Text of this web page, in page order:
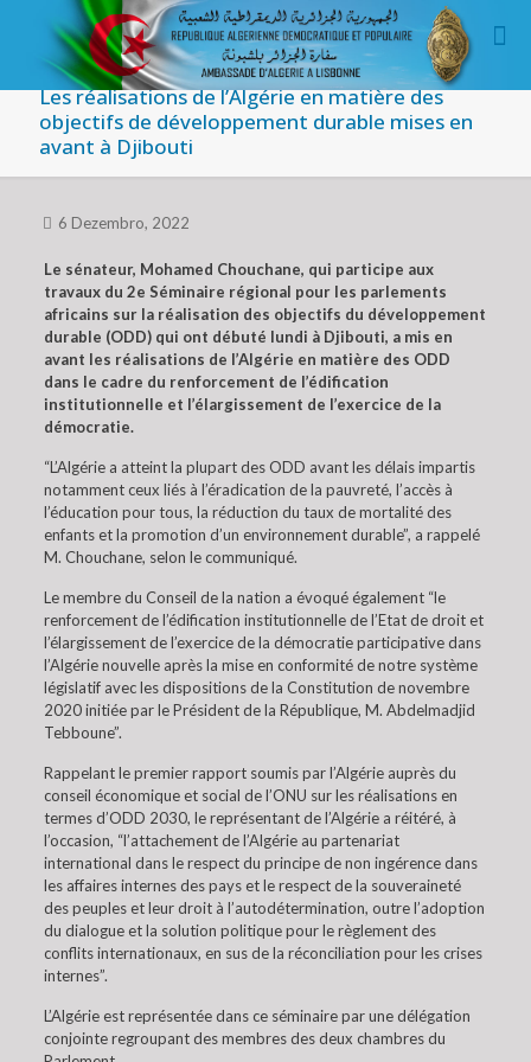
Les réalisations de l’Algérie en matière des
objectifs de développement durable mises en
avant à Djibouti
6 Dezembro, 2022
Le sénateur, Mohamed Chouchane, qui participe aux
travaux du 2e Séminaire régional pour les parlements
africains sur la réalisation des objectifs du développement
durable (ODD) qui ont débuté lundi à Djibouti, a mis en
avant les réalisations de l’Algérie en matière des ODD
dans le cadre du renforcement de l’édification
institutionnelle et l’élargissement de l’exercice de la
démocratie.
“L’Algérie a atteint la plupart des ODD avant les délais impartis
notamment ceux liés à l’éradication de la pauvreté, l’accès à
l’éducation pour tous, la réduction du taux de mortalité des
enfants et la promotion d’un environnement durable”, a rappelé
M. Chouchane, selon le communiqué.
Le membre du Conseil de la nation a évoqué également “le
renforcement de l’édification institutionnelle de l’Etat de droit et
l’élargissement de l’exercice de la démocratie participative dans
l’Algérie nouvelle après la mise en conformité de notre système
législatif avec les dispositions de la Constitution de novembre
2020 initiée par le Président de la République, M. Abdelmadjid
Tebboune”.
Rappelant le premier rapport soumis par l’Algérie auprès du
conseil économique et social de l’ONU sur les réalisations en
termes d’ODD 2030, le représentant de l’Algérie a réitéré, à
l’occasion, “l’attachement de l’Algérie au partenariat
international dans le respect du principe de non ingérence dans
les affaires internes des pays et le respect de la souveraineté
des peuples et leur droit à l’autodétermination, outre l’adoption
du dialogue et la solution politique pour le règlement des
conflits internationaux, en sus de la réconciliation pour les crises
internes”.
L’Algérie est représentée dans ce séminaire par une délégation
conjointe regroupant des membres des deux chambres du